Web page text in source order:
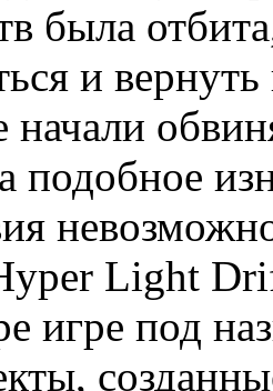
была
и
подобное
Light
игре под